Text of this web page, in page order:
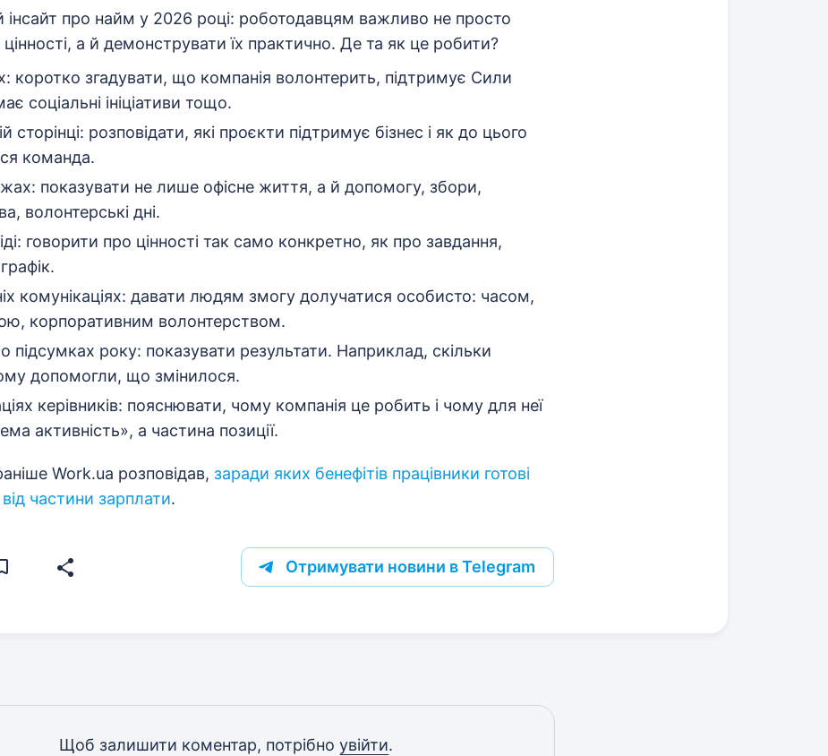
про найм у 2026 році: роботодавцям важливо не просто
а й демонструвати їх практично. Де та як це робити?
коротко згадувати, що компанія волонтерить, підтримує Сили
соціальні ініціативи тощо.
сторінці: розповідати, які проєкти підтримує бізнес і як до цього
команда.
показувати не лише офісне життя, а й допомогу, збори,
волонтерські дні.
говорити про цінності так само конкретно, як про завдання,
комунікаціях: давати людям змогу долучатися особисто: часом,
корпоративним волонтерством.
підсумках року: показувати результати. Наприклад, скільки
допомогли, що змінилося.
керівників: пояснювати, чому компанія це робить і чому для неї
активність», а частина позиції.
Work.ua розповідав, заради яких бенефітів працівники готові
частини зарплати.
Отримувати новини в Telegram
Щоб залишити коментар, потрібноувійти.